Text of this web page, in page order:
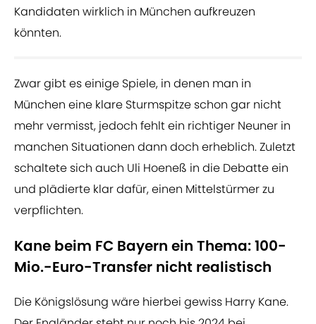
Kandidaten wirklich in München aufkreuzen
könnten.
Zwar gibt es einige Spiele, in denen man in
München eine klare Sturmspitze schon gar nicht
mehr vermisst, jedoch fehlt ein richtiger Neuner in
manchen Situationen dann doch erheblich. Zuletzt
schaltete sich auch Uli Hoeneß in die Debatte ein
und plädierte klar dafür, einen Mittelstürmer zu
verpflichten.
Kane beim FC Bayern ein Thema: 100-
Mio.-Euro-Transfer nicht realistisch
Die Königslösung wäre hierbei gewiss Harry Kane.